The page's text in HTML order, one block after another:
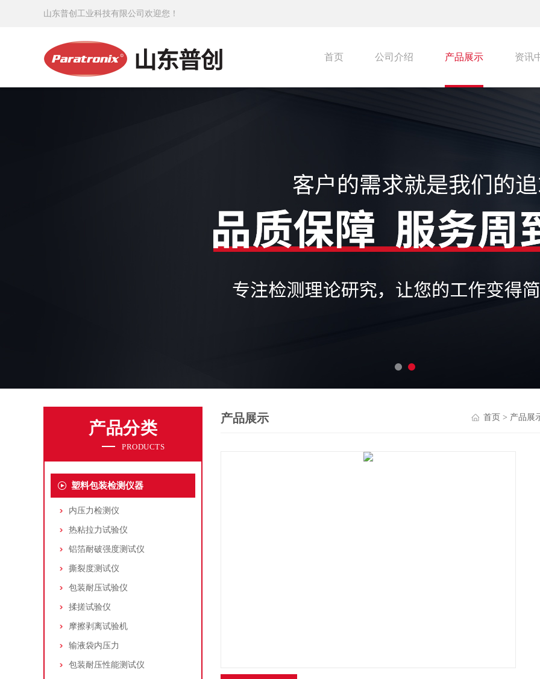
山东普创工业科技有限公司欢迎您！
首页 公司介绍 产品展示 资讯
产品分类
PRODUCTS
塑料包装检测仪器
内压力检测仪
热粘拉力试验仪
铝箔耐破强度测试仪
撕裂度测试仪
包装耐压试验仪
揉搓试验仪
摩擦剥离试验机
输液袋内压力
包装耐压性能测试仪
产品展示 首页 > 产品展